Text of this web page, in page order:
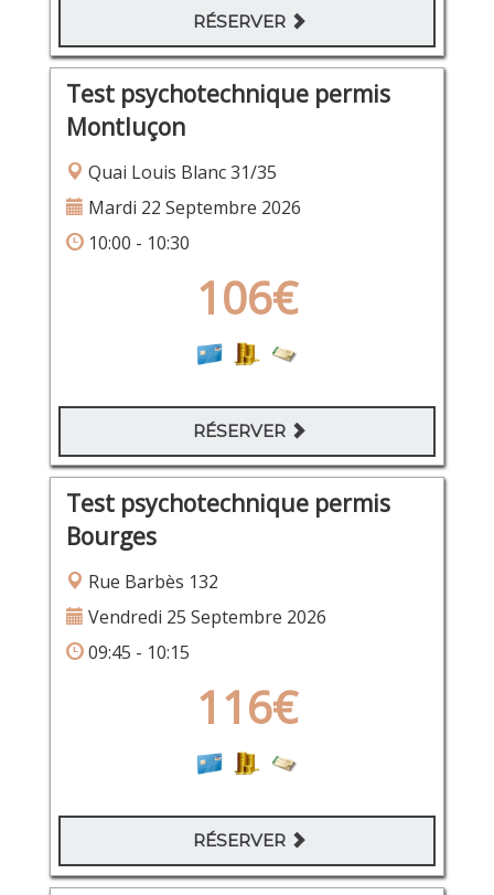
RÉSERVER
Test psychotechnique permis
Montluçon
Quai Louis Blanc 31/35
Mardi 22 Septembre 2026
10:00 - 10:30
106€
RÉSERVER
Test psychotechnique permis
Bourges
Rue Barbès 132
Vendredi 25 Septembre 2026
09:45 - 10:15
116€
RÉSERVER